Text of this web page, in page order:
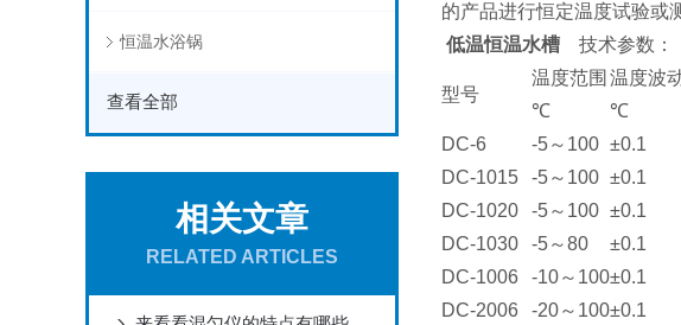
恒温水浴锅
查看全部
相关文章
RELATED ARTICLES
的产品进行恒定温度试验或
低温恒温水槽 技术参数：
型号
温度范围
℃
温度波
℃
DC-6
-5～100 ±0.1
DC-1015 -5～100 ±0.1
DC-1020 -5～100 ±0.1
DC-1030 -5～80 ±0.1
DC-1006
-10～100±0.1
DC-2006 -20～100±0.1